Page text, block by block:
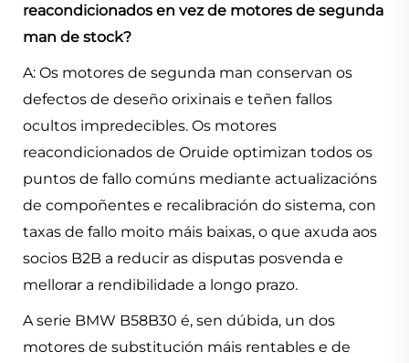
reacondicionados en vez de motores de segunda
man de stock?
A: Os motores de segunda man conservan os
defectos de deseño orixinais e teñen fallos
ocultos impredecibles. Os motores
reacondicionados de Oruide optimizan todos os
puntos de fallo comúns mediante actualizacións
de compoñentes e recalibración do sistema, con
taxas de fallo moito máis baixas, o que axuda aos
socios B2B a reducir as disputas posvenda e
mellorar a rendibilidade a longo prazo.
A serie BMW B58B30 é, sen dúbida, un dos
motores de substitución máis rentables e de